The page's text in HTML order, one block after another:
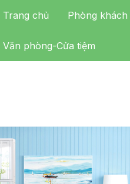
Trang chủ Phòng khách
Văn phòng-Cửa tiệm